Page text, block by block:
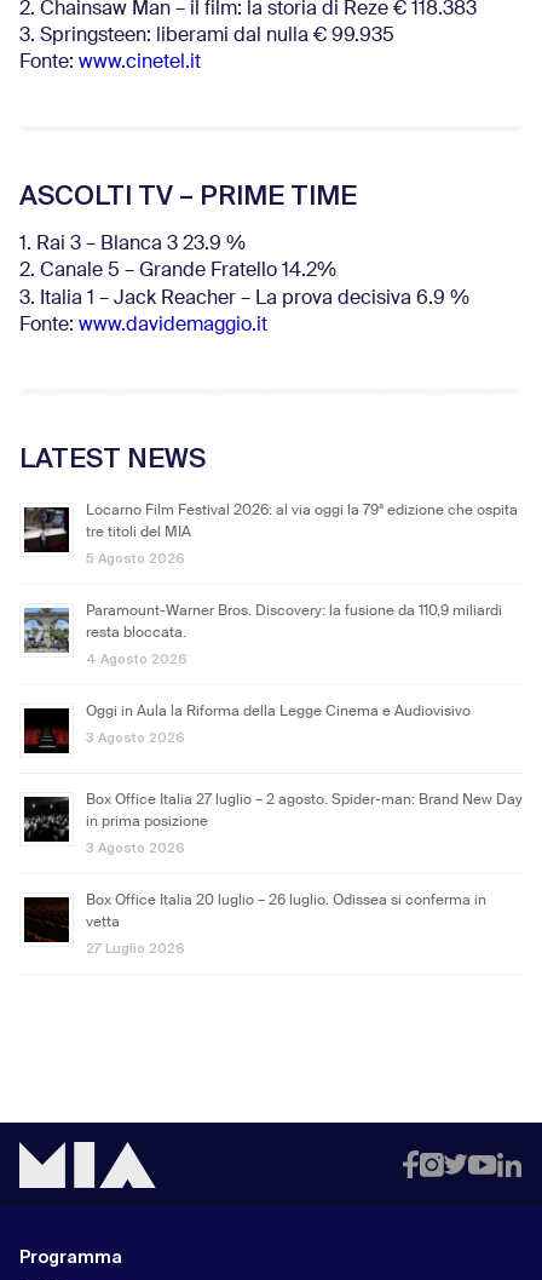
2. Chainsaw Man – il film: la storia di Reze € 118.383
3. Springsteen: liberami dal nulla € 99.935
Fonte: www.cinetel.it
ASCOLTI TV – PRIME TIME
1. Rai 3 – Blanca 3 23.9 %
2. Canale 5 – Grande Fratello 14.2%
3. Italia 1 – Jack Reacher – La prova decisiva 6.9 %
Fonte: www.davidemaggio.it
LATEST NEWS
Locarno Film Festival 2026: al via oggi la 79ª edizione che ospita
tre titoli del MIA
5 Agosto 2026
Paramount-Warner Bros. Discovery: la fusione da 110,9 miliardi
resta bloccata.
4 Agosto 2026
Oggi in Aula la Riforma della Legge Cinema e Audiovisivo
3 Agosto 2026
Box Office Italia 27 luglio – 2 agosto. Spider-man: Brand New Day
in prima posizione
3 Agosto 2026
Box Office Italia 20 luglio – 26 luglio. Odissea si conferma in
vetta
27 Luglio 2026
Programma